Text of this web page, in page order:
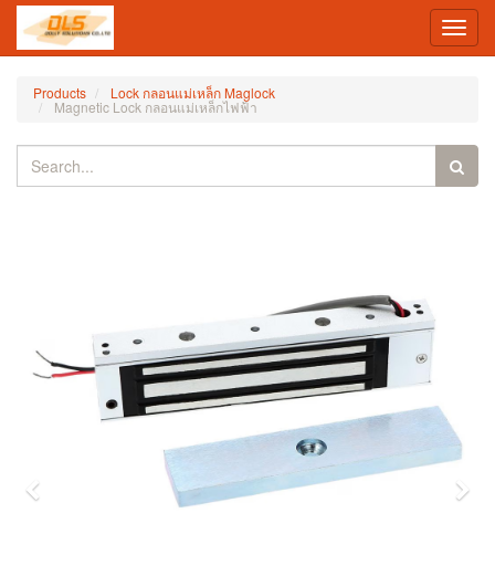
Products Lock กลอนแม่เหล็ก Maglock
Magnetic Lock กลอนแม่เหล็กไฟฟ้า